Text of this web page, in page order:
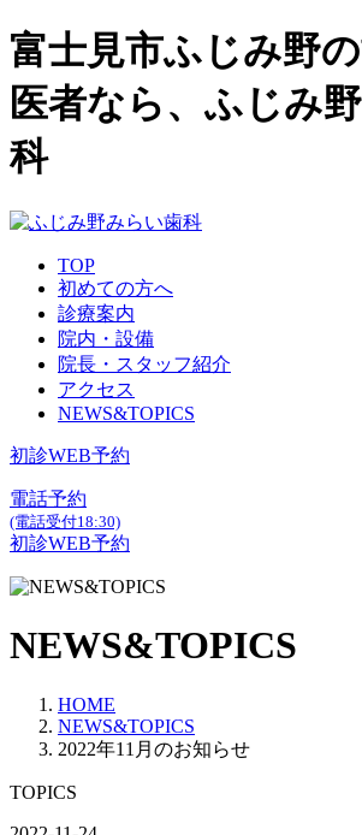
富士見市ふじみ野
医者なら、ふじみ
科
TOP
初めての方へ
診療案内
院内・設備
院長・スタッフ紹介
アクセス
NEWS&TOPICS
初診WEB予約
電話予約
(電話受付18:30)
初診WEB予約
NEWS&TOPICS
HOME
NEWS&TOPICS
2022年11月のお知らせ
TOPICS